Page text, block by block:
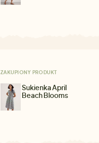
ZAKUPIONY PRODUKT
Sukienka April
Beach Blooms